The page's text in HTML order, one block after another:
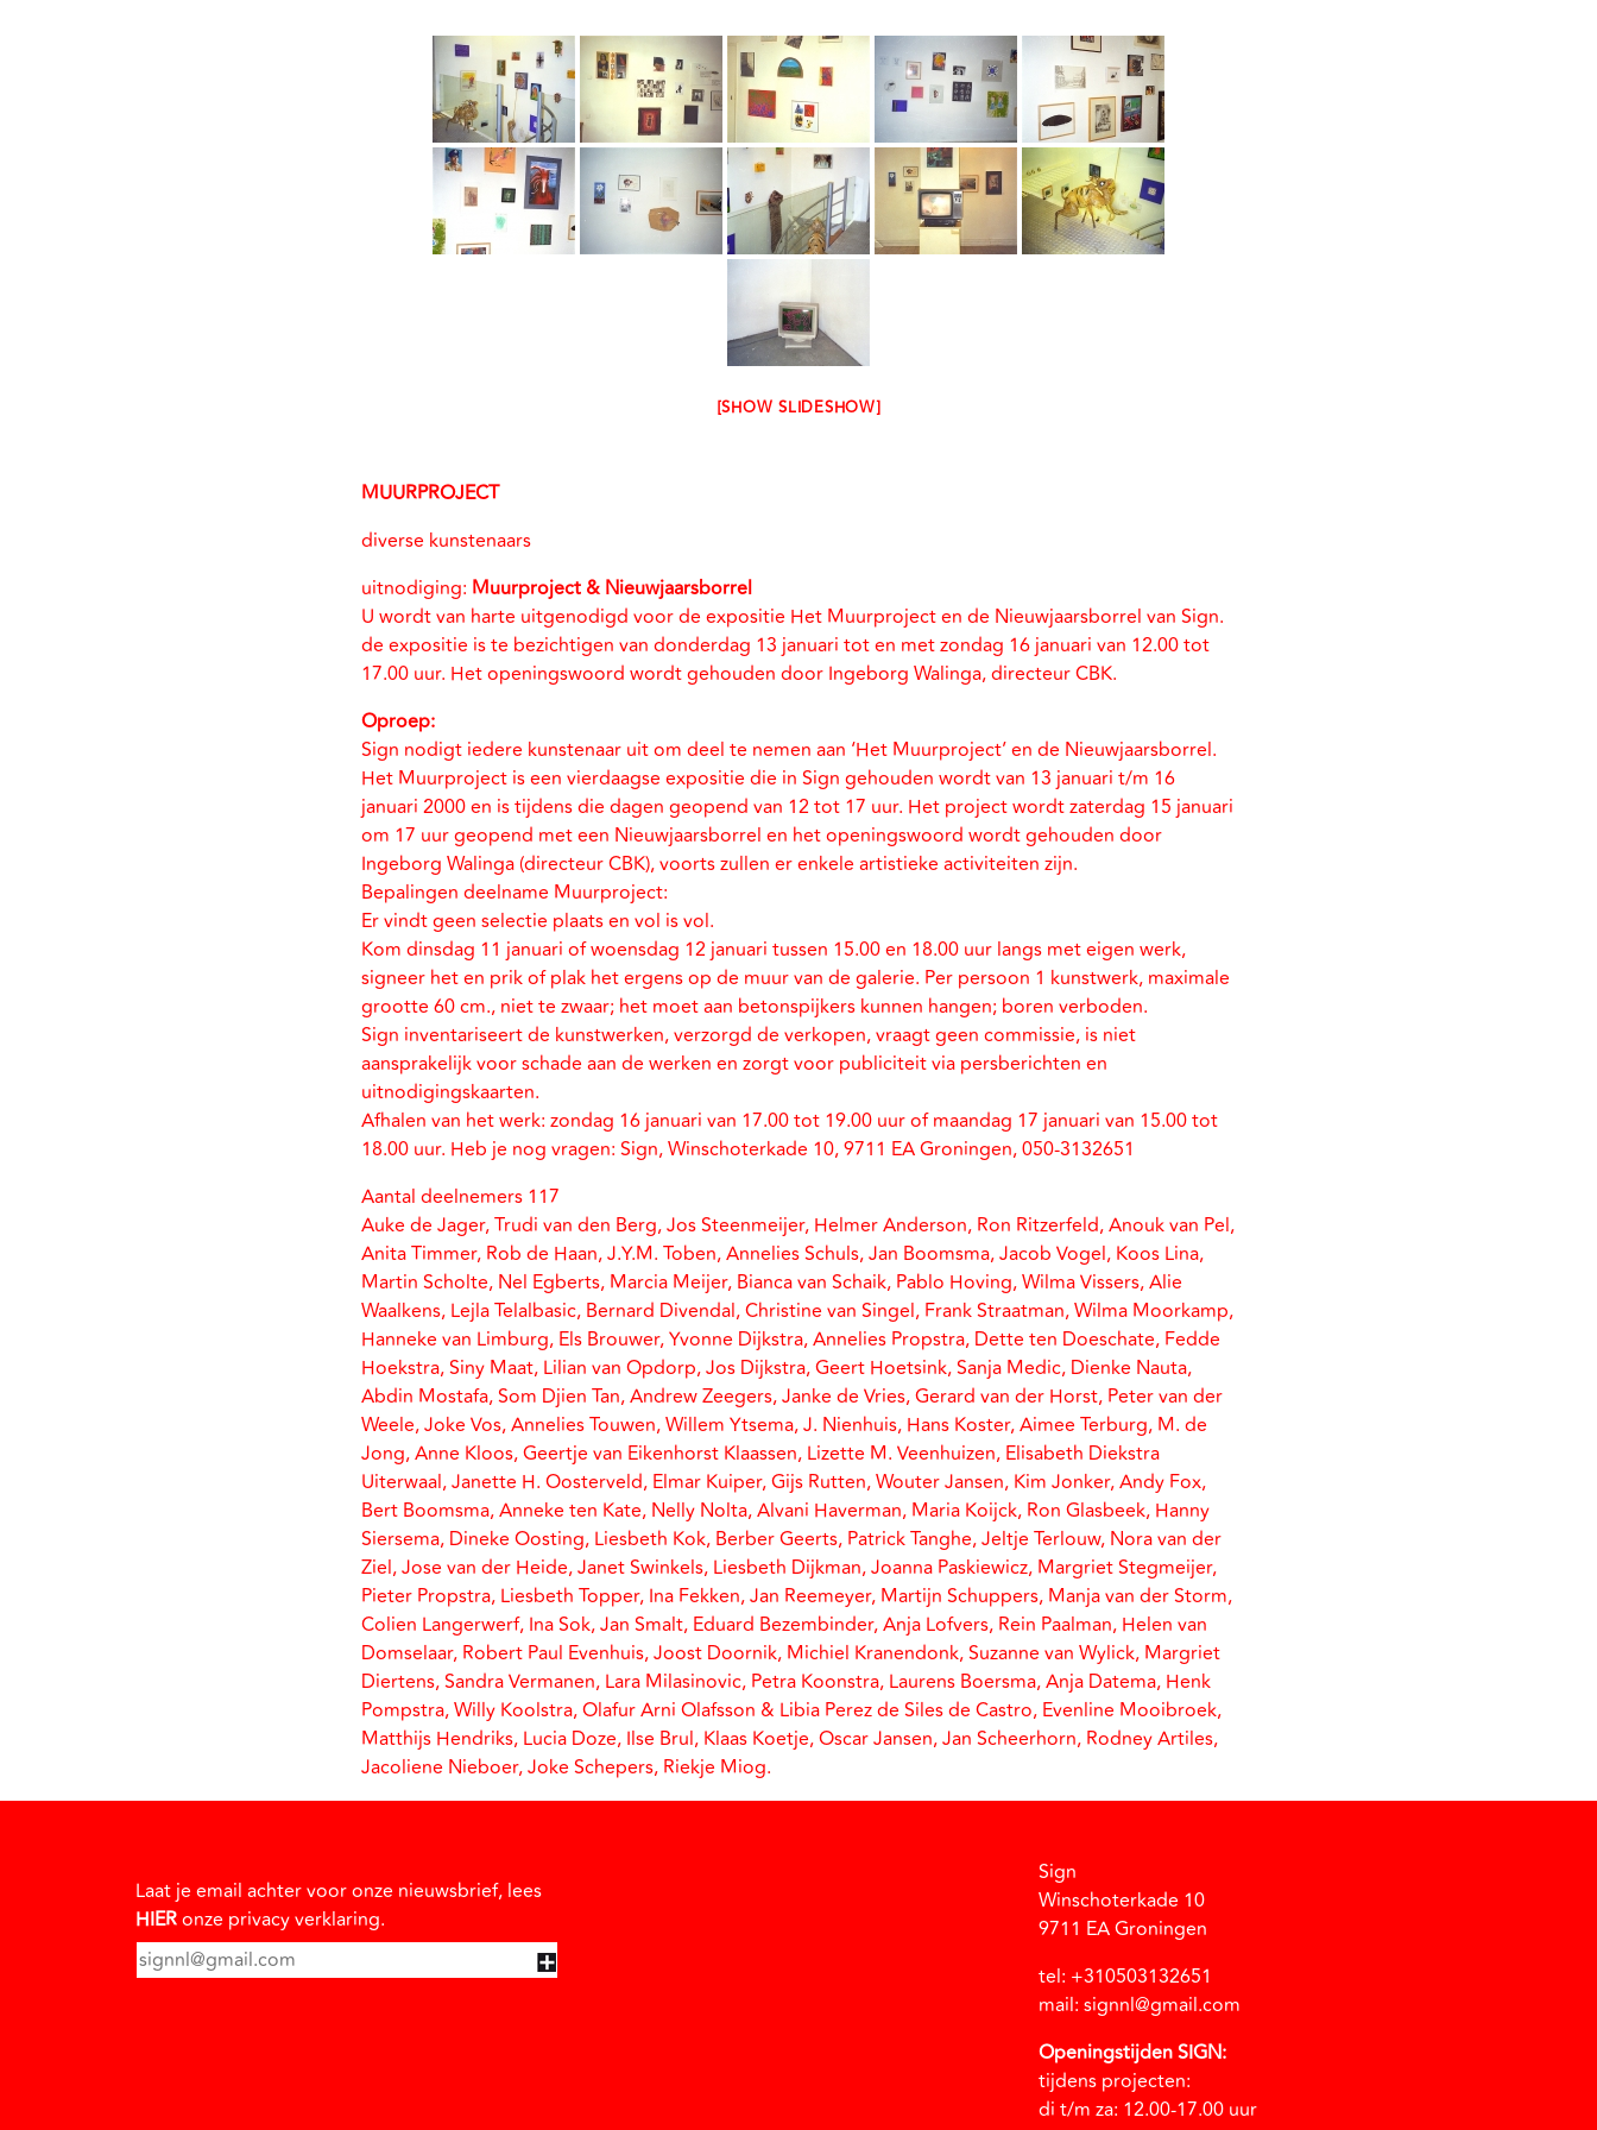
[SHOW SLIDESHOW]
MUURPROJECT
diverse kunstenaars
uitnodiging: Muurproject & Nieuwjaarsborrel
U wordt van harte uitgenodigd voor de expositie Het Muurproject en de Nieuwjaarsborrel van Sign.
de expositie is te bezichtigen van donderdag 13 januari tot en met zondag 16 januari van 12.00 tot
17.00 uur. Het openingswoord wordt gehouden door Ingeborg Walinga, directeur CBK.
Oproep:
Sign nodigt iedere kunstenaar uit om deel te nemen aan ‘Het Muurproject’ en de Nieuwjaarsborrel.
Het Muurproject is een vierdaagse expositie die in Sign gehouden wordt van 13 januari t/m 16
januari 2000 en is tijdens die dagen geopend van 12 tot 17 uur. Het project wordt zaterdag 15 januari
om 17 uur geopend met een Nieuwjaarsborrel en het openingswoord wordt gehouden door
Ingeborg Walinga (directeur CBK), voorts zullen er enkele artistieke activiteiten zijn.
Bepalingen deelname Muurproject:
Er vindt geen selectie plaats en vol is vol.
Kom dinsdag 11 januari of woensdag 12 januari tussen 15.00 en 18.00 uur langs met eigen werk,
signeer het en prik of plak het ergens op de muur van de galerie. Per persoon 1 kunstwerk, maximale
grootte 60 cm., niet te zwaar; het moet aan betonspijkers kunnen hangen; boren verboden.
Sign inventariseert de kunstwerken, verzorgd de verkopen, vraagt geen commissie, is niet
aansprakelijk voor schade aan de werken en zorgt voor publiciteit via persberichten en
uitnodigingskaarten.
Afhalen van het werk: zondag 16 januari van 17.00 tot 19.00 uur of maandag 17 januari van 15.00 tot
18.00 uur. Heb je nog vragen: Sign, Winschoterkade 10, 9711 EA Groningen, 050-3132651
Aantal deelnemers 117
Auke de Jager, Trudi van den Berg, Jos Steenmeijer, Helmer Anderson, Ron Ritzerfeld, Anouk van Pel,
Anita Timmer, Rob de Haan, J.Y.M. Toben, Annelies Schuls, Jan Boomsma, Jacob Vogel, Koos Lina,
Martin Scholte, Nel Egberts, Marcia Meijer, Bianca van Schaik, Pablo Hoving, Wilma Vissers, Alie
Waalkens, Lejla Telalbasic, Bernard Divendal, Christine van Singel, Frank Straatman, Wilma Moorkamp,
Hanneke van Limburg, Els Brouwer, Yvonne Dijkstra, Annelies Propstra, Dette ten Doeschate, Fedde
Hoekstra, Siny Maat, Lilian van Opdorp, Jos Dijkstra, Geert Hoetsink, Sanja Medic, Dienke Nauta,
Abdin Mostafa, Som Djien Tan, Andrew Zeegers, Janke de Vries, Gerard van der Horst, Peter van der
Weele, Joke Vos, Annelies Touwen, Willem Ytsema, J. Nienhuis, Hans Koster, Aimee Terburg, M. de
Jong, Anne Kloos, Geertje van Eikenhorst Klaassen, Lizette M. Veenhuizen, Elisabeth Diekstra
Uiterwaal, Janette H. Oosterveld, Elmar Kuiper, Gijs Rutten, Wouter Jansen, Kim Jonker, Andy Fox,
Bert Boomsma, Anneke ten Kate, Nelly Nolta, Alvani Haverman, Maria Koijck, Ron Glasbeek, Hanny
Siersema, Dineke Oosting, Liesbeth Kok, Berber Geerts, Patrick Tanghe, Jeltje Terlouw, Nora van der
Ziel, Jose van der Heide, Janet Swinkels, Liesbeth Dijkman, Joanna Paskiewicz, Margriet Stegmeijer,
Pieter Propstra, Liesbeth Topper, Ina Fekken, Jan Reemeyer, Martijn Schuppers, Manja van der Storm,
Colien Langerwerf, Ina Sok, Jan Smalt, Eduard Bezembinder, Anja Lofvers, Rein Paalman, Helen van
Domselaar, Robert Paul Evenhuis, Joost Doornik, Michiel Kranendonk, Suzanne van Wylick, Margriet
Diertens, Sandra Vermanen, Lara Milasinovic, Petra Koonstra, Laurens Boersma, Anja Datema, Henk
Pompstra, Willy Koolstra, Olafur Arni Olafsson & Libia Perez de Siles de Castro, Evenline Mooibroek,
Matthijs Hendriks, Lucia Doze, Ilse Brul, Klaas Koetje, Oscar Jansen, Jan Scheerhorn, Rodney Artiles,
Jacoliene Nieboer, Joke Schepers, Riekje Miog.
Laat je email achter voor onze nieuwsbrief, lees
HIERonze privacy verklaring.
Sign
Winschoterkade 10
9711 EA Groningen
tel: +310503132651
mail: signnl@gmail.com
Openingstijden SIGN:
tijdens projecten:
di t/m za: 12.00-17.00 uur